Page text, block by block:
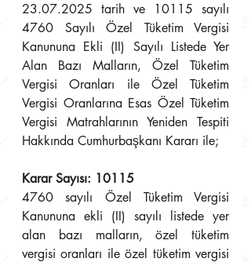
23.07.2025 tarih ve 10115 sayılı
4760 Sayılı Özel Tüketim Vergisi
Kanununa Ekli (II) Sayılı Listede Yer
Alan Bazı Malların, Özel Tüketim
Vergisi Oranları ile Özel Tüketim
Vergisi Oranlarına Esas Özel Tüketim
Vergisi Matrahlarının Yeniden Tespiti
Hakkında Cumhurbaşkanı Kararı ile;
Karar Sayısı: 10115
4760 sayılı Özel Tüketim Vergisi
Kanununa ekli (II) sayılı listede yer
alan bazı malların, özel tüketim
vergisi oranları ile özel tüketim vergisi